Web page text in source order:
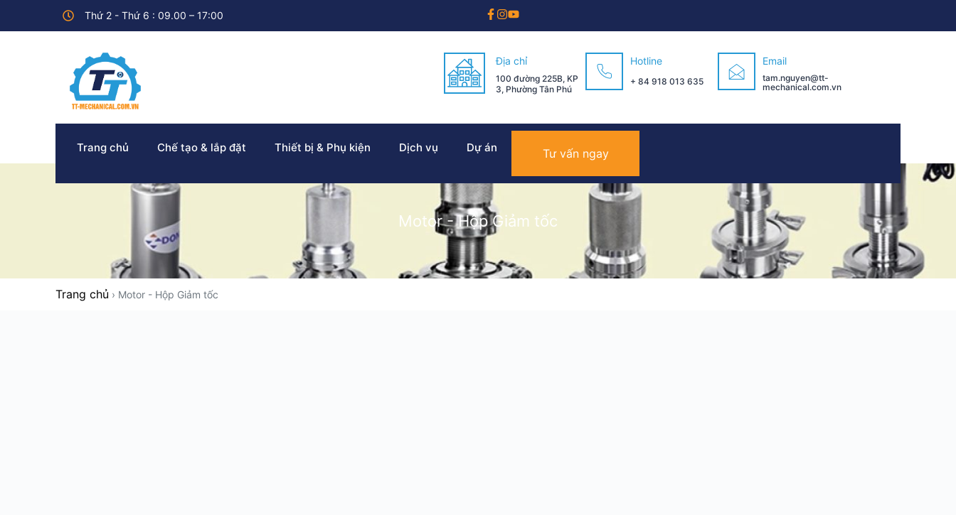
Thứ 2 - Thứ 6 : 09.00 – 17:00
Địa chỉ
100 đường 225B, KP
3, Phường Tân Phú
Hotline
+ 84 918 013 635
Email
tam.nguyen@tt-
mechanical.com.vn
Trang chủ Chế tạo & lắp đặt Thiết bị & Phụ kiện Dịch vụ Dự án Tư vấn ngay
Motor - Hộp Giảm tốc
Trang chủ › Motor - Hộp Giảm tốc